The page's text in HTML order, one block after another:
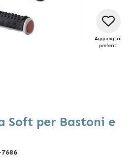
Aggiungi ai
preferiti
Soft per Bastoni e
7686